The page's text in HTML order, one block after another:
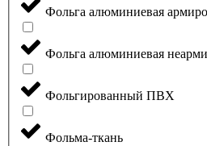
Фольга алюминиевая
Фольга алюминиевая
Фольгированный ПВХ
Фольма-ткань